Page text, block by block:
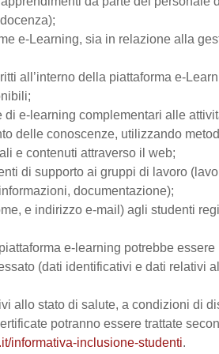
e-Learning, sia in relazione alla
all’interno della piattaforma e-
e-learning complementari alle
delle conoscenze, utilizzando
e contenuti attraverso il web;
di supporto ai gruppi di lavoro
documentazione);
e indirizzo e-mail) agli studenti
e-learning potrebbe
(dati identificativi e dati relativi
allo stato di salute, a condizioni di
potranno essere trattate
informativa-inclusione-studenti.